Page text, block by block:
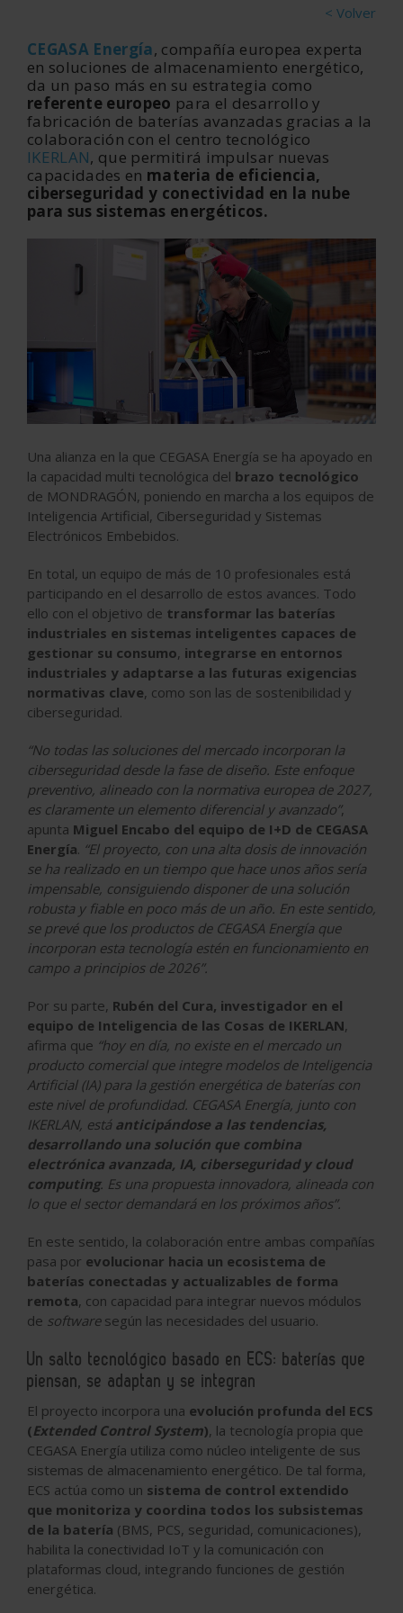
< Volver
CEGASA Energía, compañía europea experta
en soluciones de almacenamiento energético,
da un paso más en su estrategia como
referente europeo para el desarrollo y
fabricación de baterías avanzadas gracias a la
colaboración con el centro tecnológico
IKERLAN, que permitirá impulsar nuevas
capacidades en materia de eficiencia,
ciberseguridad y conectividad en la nube
para sus sistemas energéticos.
Una alianza en la que CEGASA Energía se ha apoyado en
la capacidad multi tecnológica del brazo tecnológico
de MONDRAGÓN, poniendo en marcha a los equipos de
Inteligencia Artificial, Ciberseguridad y Sistemas
Electrónicos Embebidos.
En total, un equipo de más de 10 profesionales está
participando en el desarrollo de estos avances. Todo
ello con el objetivo de transformar las baterías
industriales en sistemas inteligentes capaces de
gestionar su consumo, integrarse en entornos
industriales y adaptarse a las futuras exigencias
normativas clave, como son las de sostenibilidad y
ciberseguridad.
“No todas las soluciones del mercado incorporan la
ciberseguridad desde la fase de diseño. Este enfoque
preventivo, alineado con la normativa europea de 2027,
es claramente un elemento diferencial y avanzado”,
apunta Miguel Encabo del equipo de I+D de CEGASA
Energía. “El proyecto, con una alta dosis de innovación
se ha realizado en un tiempo que hace unos años sería
impensable, consiguiendo disponer de una solución
robusta y fiable en poco más de un año. En este sentido,
se prevé que los productos de CEGASA Energía que
incorporan esta tecnología estén en funcionamiento en
campo a principios de 2026”.
Por su parte, Rubén del Cura, investigador en el
equipo de Inteligencia de las Cosas de IKERLAN,
afirma que “hoy en día, no existe en el mercado un
producto comercial que integre modelos de Inteligencia
Artificial (IA) para la gestión energética de baterías con
este nivel de profundidad. CEGASA Energía, junto con
IKERLAN, está anticipándose a las tendencias,
desarrollando una solución que combina
electrónica avanzada, IA, ciberseguridad y cloud
computing. Es una propuesta innovadora, alineada con
lo que el sector demandará en los próximos años”.
En este sentido, la colaboración entre ambas compañías
pasa por evolucionar hacia un ecosistema de
baterías conectadas y actualizables de forma
remota, con capacidad para integrar nuevos módulos
de softwaresegún las necesidades del usuario.
Un salto tecnológico basado en ECS: baterías que
piensan, se adaptan y se integran
El proyecto incorpora una evolución profunda del ECS
(Extended Control System), la tecnología propia que
CEGASA Energía utiliza como núcleo inteligente de sus
sistemas de almacenamiento energético. De tal forma,
ECS actúa como un sistema de control extendido
que monitoriza y coordina todos los subsistemas
de la batería (BMS, PCS, seguridad, comunicaciones),
habilita la conectividad IoT y la comunicación con
plataformas cloud, integrando funciones de gestión
energética.